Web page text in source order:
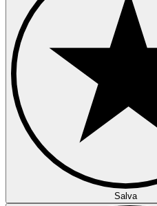
Salva